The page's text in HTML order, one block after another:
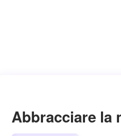
Abbracciare la